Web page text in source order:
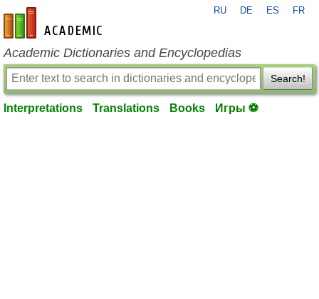
en-academic.com
RU DE ES FR
Academic Dictionaries and Encyclopedias
Search!
Interpretations Translations Books Игры ⚽